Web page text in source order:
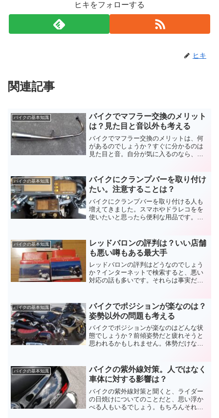
ヒキをフォローする
ヒキ
関連記事
バイクの基本知識
バイクでマフラー交換のメリット
は？見た目と音以外も考える
バイクでマフラー交換のメリットは、何
があるのでしょうか？すぐに分かるのは
見た目と音。自分が気に入るのなら、そ
出すのですから、バイクのマフラー交換
をするメリットを考えましょう。
バイクの基本知識
バイクにクランプバーを取り付け
たい。注意することは？
バイクにクランプバーを取り付ける人も
増えてきました。スマホやドラレコをを
使いたいと思ったら便利な用品です。セ
ら使用時まで注意点も含め、バイクのク
ランプバーについてまとめました。
バイクの基本知識
レッドバロンの評判は？いい店舗
も悪い噂もある最大手
レッドバロンの評判はどうなのでしょう
か？インターネットで検索すると、悪い
対応の話も多いです。それらは事実だと
いと正確ではありません。レッドバロン
の評判について考えてみました。
バイクの基本知識
バイクでポジションが楽なのは？
姿勢以外の問題も考える
バイクでポジションが楽なのはどんな状
態でしょうか？前傾姿勢だと疲れそうと
思われるかもしれません。体勢だけなら
ングでも楽しめるように、バイクでポジ
ションが楽な条件を考えてみます。
バイクの基本知識
バイクの紫外線対策。人ではなく
車体に対する影響は？
バイクの紫外線対策と聞くと、ライダー
の日焼けについてのことだと、思い浮か
べる人もいるでしょう。もちろんそれも